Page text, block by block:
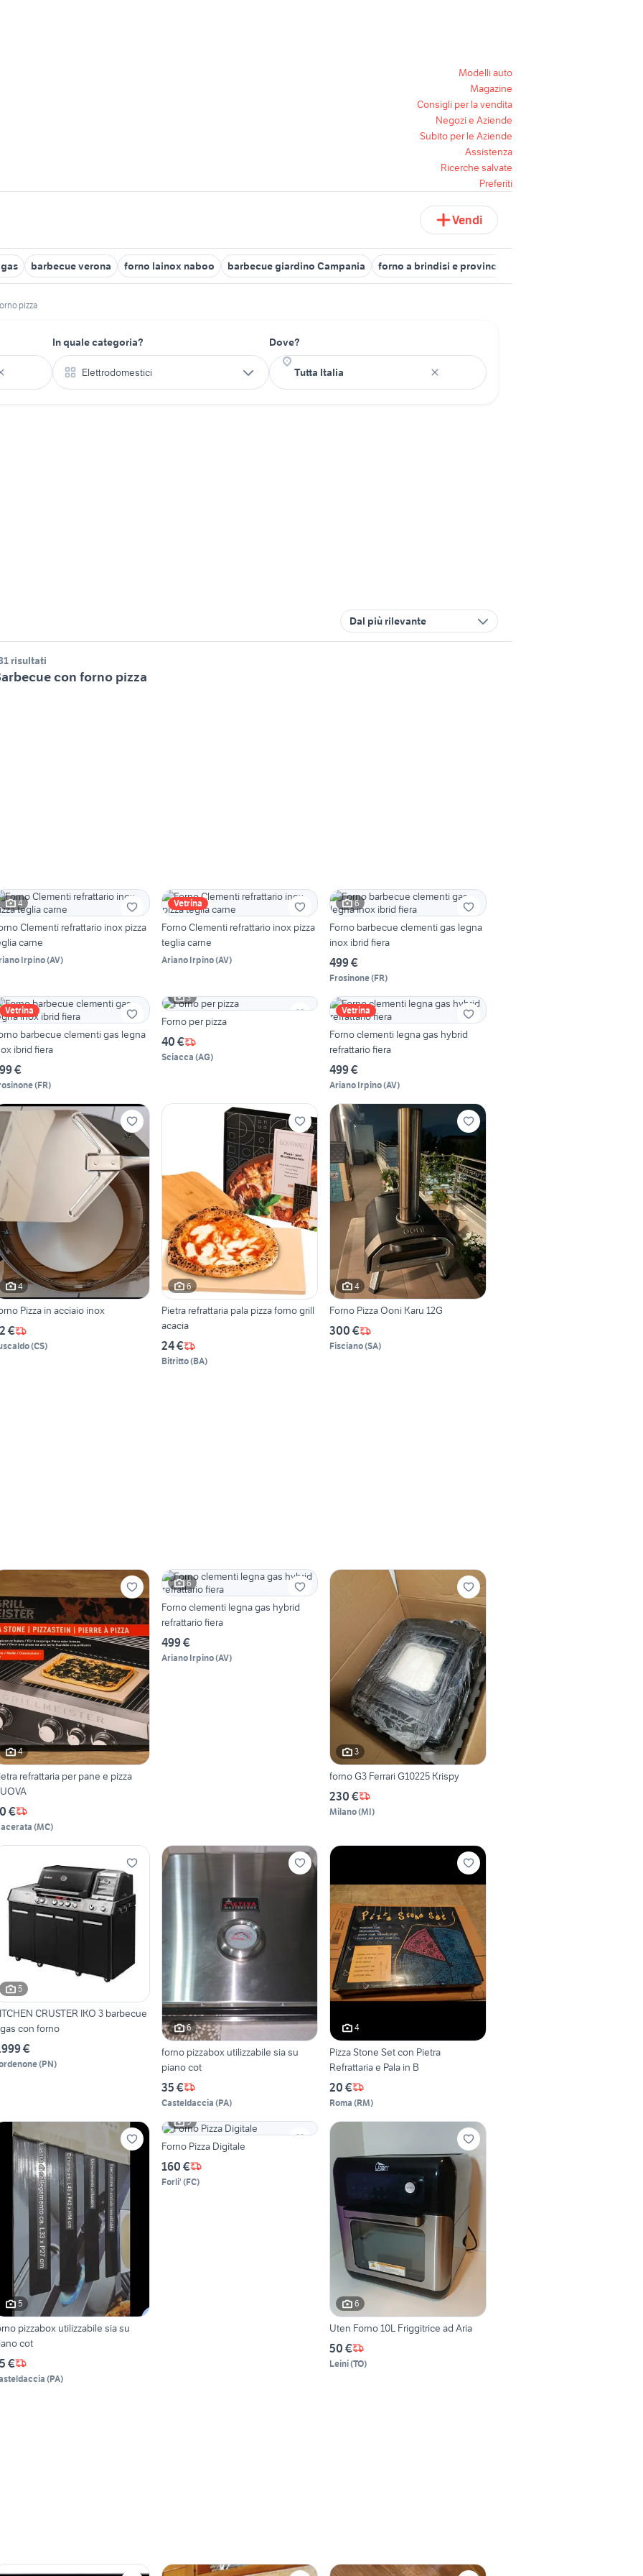
Modelli auto
Magazine
Consigli per la vendita
Negozi e Aziende
Subito per le Aziende
Assistenza
Ricerche salvate
Preferiti
Vendi
barbecue verona forno lainox naboo barbecue giardino Campania forno a brindisi e provincia
pizza
In quale categoria?
Elettrodomestici
Dove?
Dal più rilevante
risultati
con forno pizza
4
Clementi refrattario inox pizza
carne
Irpino(AV)
Vetrina
Forno Clementi refrattario inox pizza
teglia carne
Ariano Irpino(AV)
6
Forno barbecue clementi gas legna
inox ibrid fiera
499 €
Frosinone(FR)
Vetrina
barbecue clementi gas legna
ibrid fiera
€
(FR)
3
Forno per pizza
40 €
Sciacca (AG)
Vetrina
Forno clementi legna gas hybrid
refrattario fiera
499 €
Ariano Irpino(AV)
4
Pizza in acciaio inox
€
(CS)
6
Pietra refrattaria pala pizza forno grill
acacia
24 €
Bitritto(BA)
4
Forno Pizza Ooni Karu 12G
300 €
Fisciano(SA)
4
refrattaria per pane e pizza
€
(MC)
6
Forno clementi legna gas hybrid
refrattario fiera
499 €
Ariano Irpino(AV)
3
forno G3 Ferrari G10225 Krispy
230 €
Milano(MI)
5
CRUSTER IKO 3 barbecue
con forno
€
(PN)
6
forno pizzabox utilizzabile sia su
piano cot
35 €
Casteldaccia (PA)
4
Pizza Stone Set con Pietra
Refrattaria e Pala in B
20 €
Roma (RM)
5
pizzabox utilizzabile sia su
cot
€
(PA)
5
Forno Pizza Digitale
160 €
Forli' (FC)
6
Uten Forno 10L Friggitrice ad Aria
50 €
Leini(TO)